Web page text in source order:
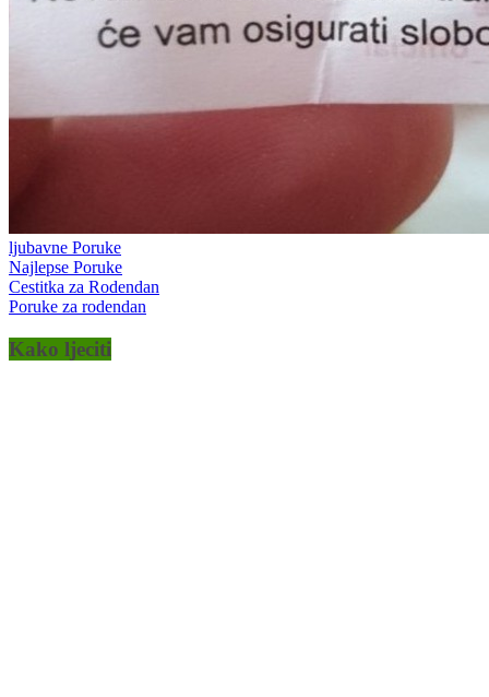
ljubavne Poruke
Najlepse Poruke
Cestitka za Rodendan
Poruke za rodendan
Kako ljeciti